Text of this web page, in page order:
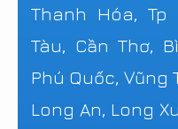
Thanh Hóa, Tp
Tàu, Cần Thơ,
Phú Quốc, Vũng
Long An, Long